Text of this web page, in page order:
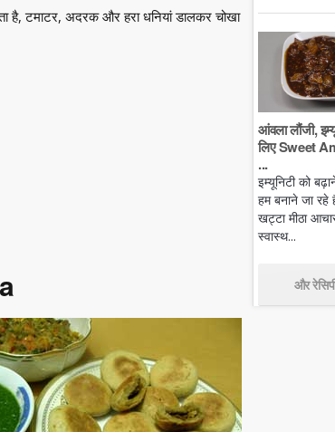
है, टमाटर, अदरक और हरा धनियां डालकर चोखा
आंवला लौंजी,
लिए Sweet
...
इम्यूनिटी को
हम बनाने जा
खट्टा मीठा
स्वास्थ...
और